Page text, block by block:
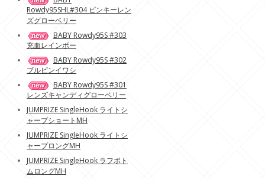
Rowdy95SHL#304 ピンキーレン
ズグローベリー
BABY Rowdy95S #303
充血レインボー
BABY Rowdy95S #302
ブルピンイワシ
BABY Rowdy95S #301
レンズキャンディグローベリー
JUMPRIZE SingleHook ライトシ
ャープショートMH
JUMPRIZE SingleHook ライトシ
ャープロングMH
JUMPRIZE SingleHook ラフボト
ムロングMH